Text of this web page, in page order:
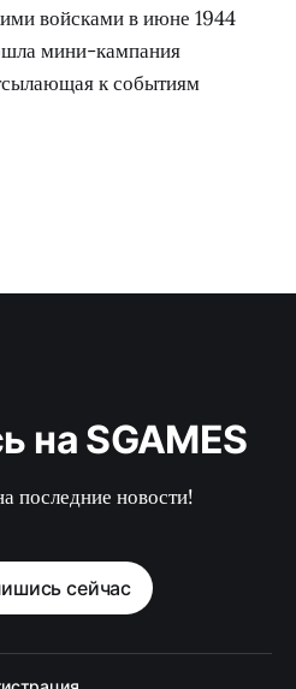
войсками в июне 1944
мини-кампания
к событиям
на SGAMES
последние новости!
сейчас